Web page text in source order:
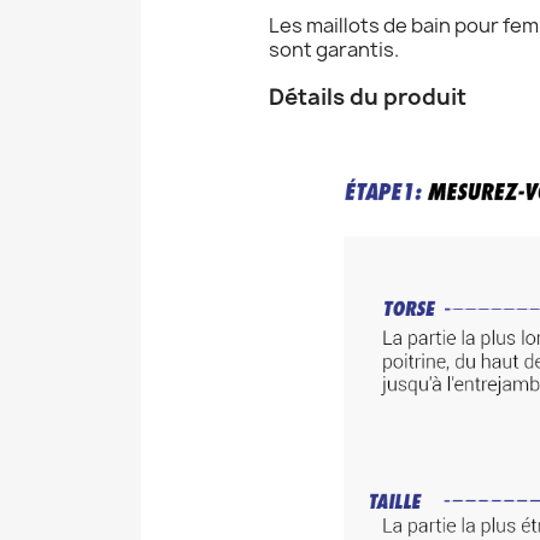
Les maillots de bain pour
sont garantis.
Détails du produit